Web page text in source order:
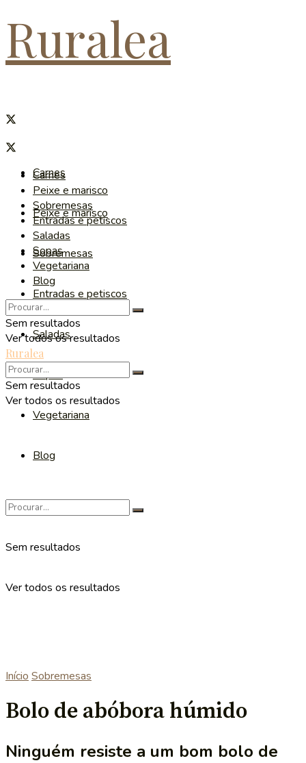
Ruralea
Carnes
Peixe e marisco
Sobremesas
Entradas e petiscos
Saladas
Sopas
Vegetariana
Blog
Sem resultados
Ver todos os resultados
Carnes
Peixe e marisco
Sobremesas
Entradas e petiscos
Saladas
Sopas
Vegetariana
Blog
Sem resultados
Ver todos os resultados
Ruralea
Sem resultados
Ver todos os resultados
Início Sobremesas
Bolo de abóbora húmido
Ninguém resiste a um bom bolo de